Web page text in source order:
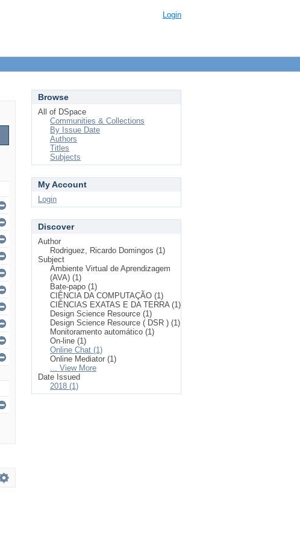
Login
Browse
All of DSpace
Communities & Collections
By Issue Date
Authors
Titles
Subjects
My Account
Login
Discover
Author
Rodriguez, Ricardo Domingos (1)
Subject
Ambiente Virtual de Aprendizagem
(AVA) (1)
Bate-papo (1)
CIÊNCIA DA COMPUTAÇÃO (1)
CIÊNCIAS EXATAS E DA TERRA (1)
Design Science Resource (1)
Design Science Resource ( DSR ) (1)
Monitoramento automático (1)
On-line (1)
Online Chat (1)
Online Mediator (1)
... View More
Date Issued
2018 (1)